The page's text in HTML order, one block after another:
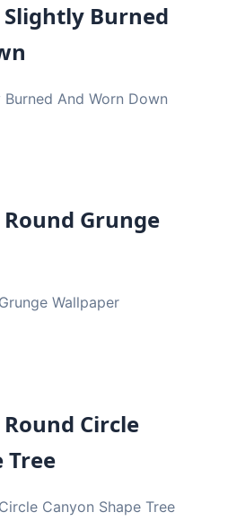
Burned
And Worn Down
Grunge
Wallpaper
Circle
Tree
Canyon Shape Tree